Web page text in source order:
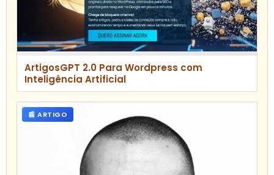
ArtigosGPT 2.0 Para Wordpress com
Inteligência Artificial
📰 ARTIGO